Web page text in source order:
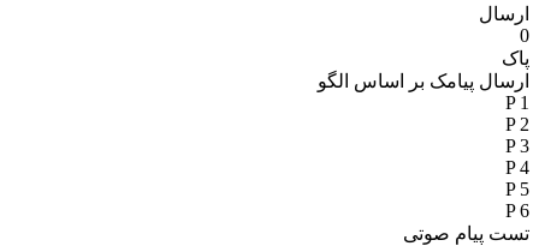
ارسال
0
پاک
ارسال پیامک بر اساس الگو
P 1
P 2
P 3
P 4
P 5
P 6
تست پیام صوتی